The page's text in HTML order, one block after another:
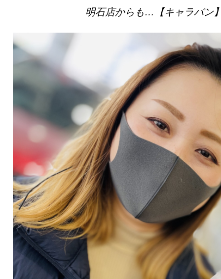
明石店からも…【キャラバン